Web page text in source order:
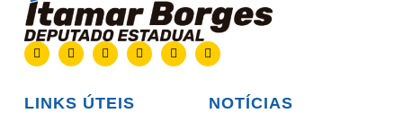
LINKS ÚTEIS NOTÍCIAS